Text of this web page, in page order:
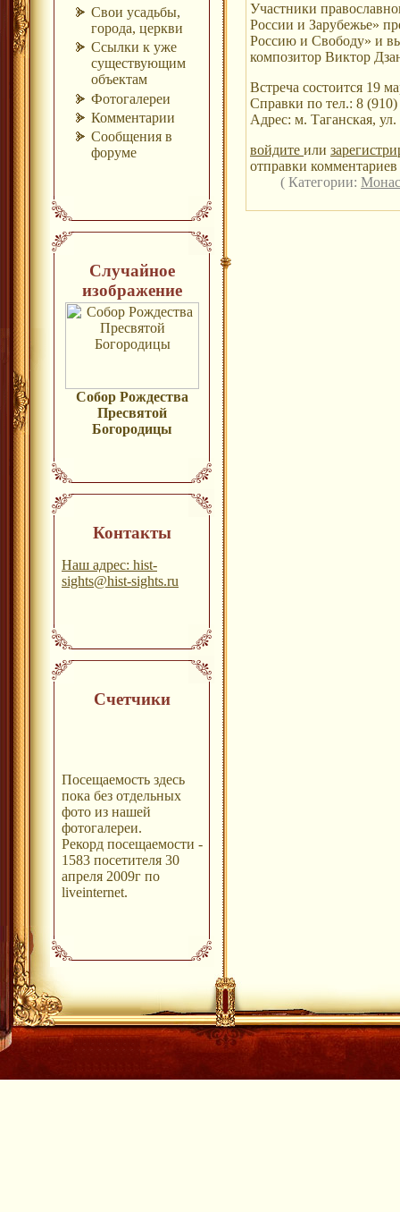
Свои усадьбы,
города, церкви
Ссылки к уже
существующим
объектам
Фотогалереи
Комментарии
Сообщения в
форуме
Случайное
изображение
Собор Рождества
Пресвятой
Богородицы
Контакты
Наш адрес: hist-
sights@hist-sights.ru
Счетчики
Посещаемость здесь
пока без отдельных
фото из нашей
фотогалереи.
Рекорд посещаемости -
1583 посетителя 30
апреля 2009г по
liveinternet.
Участники
России и Зарубежье»
Россию и Свободу» и
композитор Виктор
Встреча состоится 19
Справки по тел.: 8
Адрес: м. Таганская,
войдите или
отправки
( Категории: